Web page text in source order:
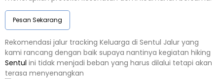
Pesan Sekarang
Rekomendasi jalur tracking Keluarga di Sentul Jalur yang
kami rancang dengan baik supaya nantinya kegiatan hiking
Sentul ini tidak menjadi beban yang harus dilalui tetapi akan
terasa menyenangkan